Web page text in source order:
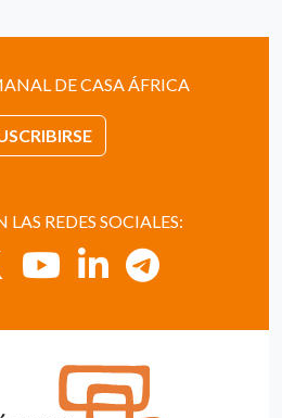
DE CASA ÁFRICA
LAS REDES SOCIALES: